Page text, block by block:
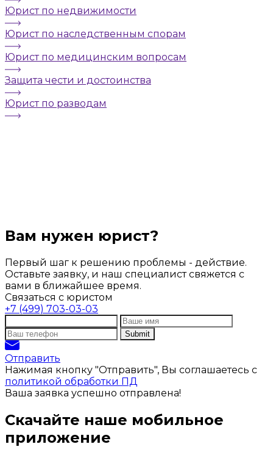
Юрист по недвижимости
Юрист по наследственным спорам
Юрист по медицинским вопросам
Защита чести и достоинства
Юрист по разводам
Вам нужен юрист?
Первый шаг к решению проблемы - действие.
Оставьте заявку, и наш специалист свяжется с
вами в ближайшее время.
Связаться с юристом
+7 (499) 703-03-03
Отправить
Нажимая кнопку "Отправить", Вы соглашаетесь с
политикой обработки ПД
Ваша заявка успешно отправлена!
Скачайте наше мобильное
приложение